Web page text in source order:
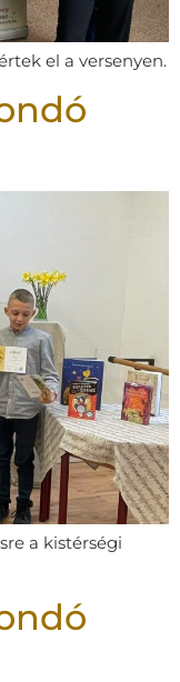
el a versenyen.
a kistérségi